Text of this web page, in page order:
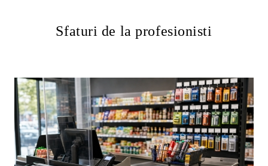
Sfaturi de la profesionisti